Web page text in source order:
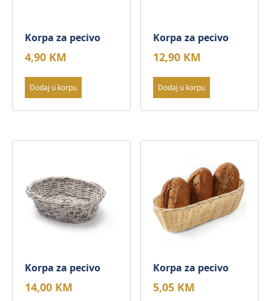
Korpa za pecivo
4,90 KM
Dodaj u korpu
Korpa za pecivo
12,90 KM
Dodaj u korpu
Korpa za pecivo
14,00 KM
Korpa za pecivo
5,05 KM